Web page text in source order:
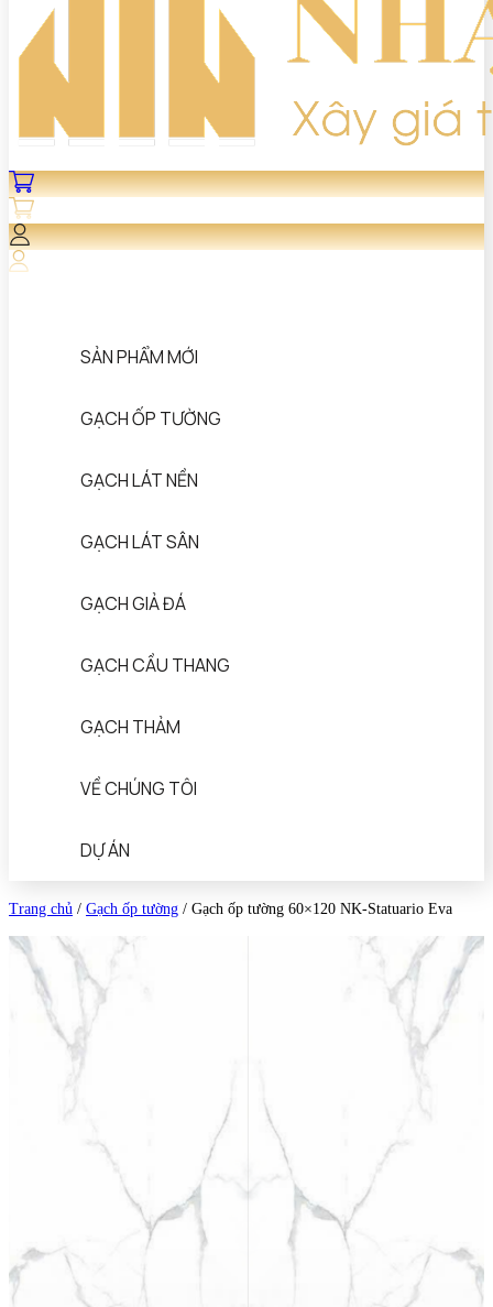
SẢN PHẨM MỚI
GẠCH ỐP TƯỜNG
GẠCH LÁT NỀN
GẠCH LÁT SÂN
GẠCH GIẢ ĐÁ
GẠCH CẦU THANG
GẠCH THẢM
VỀ CHÚNG TÔI
DỰ ÁN
Trang chủ / Gạch ốp tường / Gạch ốp tường 60×120 NK-Statuario Eva